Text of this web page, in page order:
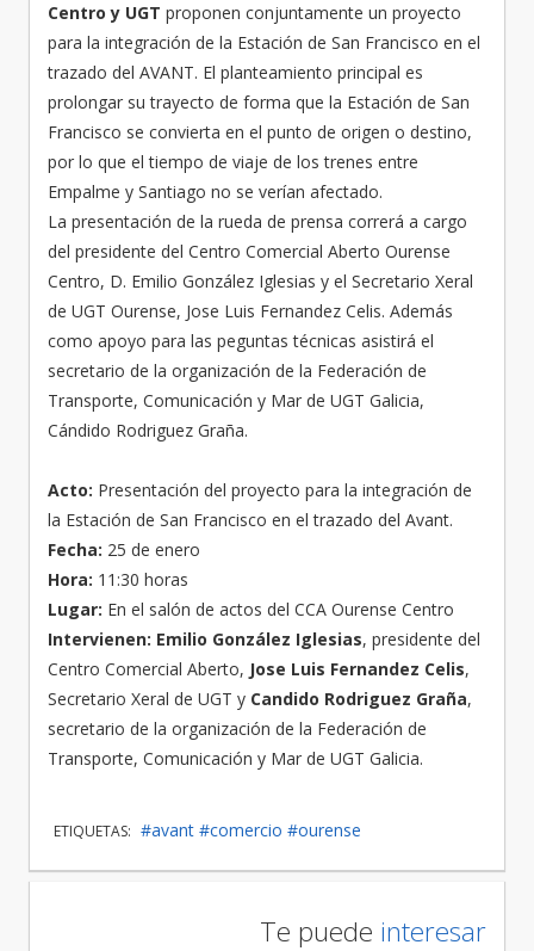
Centro y UGT proponen conjuntamente un proyecto
para la integración de la Estación de San Francisco en el
trazado del AVANT. El planteamiento principal es
prolongar su trayecto de forma que la Estación de San
Francisco se convierta en el punto de origen o destino,
por lo que el tiempo de viaje de los trenes entre
Empalme y Santiago no se verían afectado.
La presentación de la rueda de prensa correrá a cargo
del presidente del Centro Comercial Aberto Ourense
Centro, D. Emilio González Iglesias y el Secretario Xeral
de UGT Ourense, Jose Luis Fernandez Celis. Además
como apoyo para las peguntas técnicas asistirá el
secretario de la organización de la Federación de
Transporte, Comunicación y Mar de UGT Galicia,
Cándido Rodriguez Graña.
Acto: Presentación del proyecto para la integración de
la Estación de San Francisco en el trazado del Avant.
Fecha: 25 de enero
Hora: 11:30 horas
Lugar: En el salón de actos del CCA Ourense Centro
Intervienen: Emilio González Iglesias, presidente del
Centro Comercial Aberto, Jose Luis Fernandez Celis,
Secretario Xeral de UGT y Candido Rodriguez Graña,
secretario de la organización de la Federación de
Transporte, Comunicación y Mar de UGT Galicia.
ETIQUETAS: #avant #comercio #ourense
Te puede interesar